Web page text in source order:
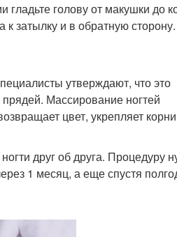
голову от макушки до
затылку и в обратную сторону.
утверждают, что это
Массирование ногтей
цвет, укрепляет корни
друг об друга. Процедуру
1 месяц, а еще спустя